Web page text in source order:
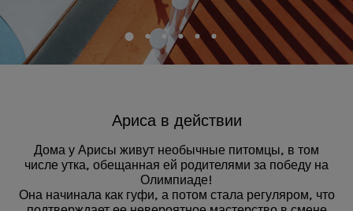
Ариса в действии
Дома у Арисы живут необычные питомцы, в том
числе утка, обещанная ей родителями за победу на
Олимпиаде!
Она начинала как гуфи, а потом стала регуляром, что